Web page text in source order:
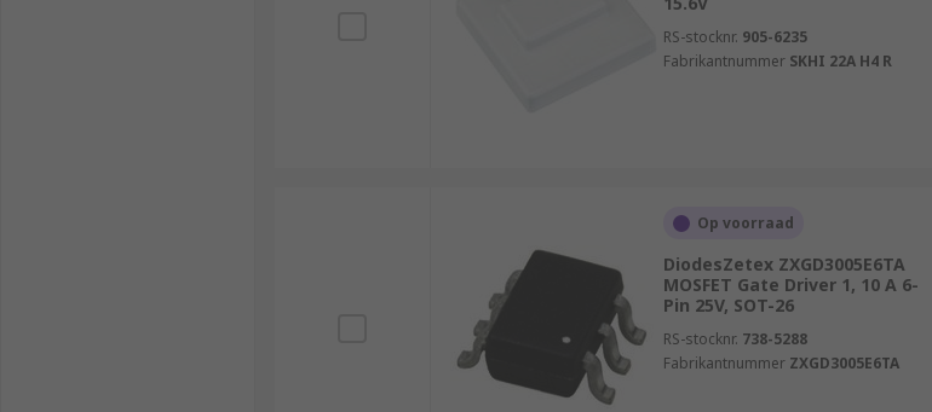
RS-stocknr. 905-6235
Fabrikantnummer SKHI 22A H4 R
Op voorraad
DiodesZetex ZXGD3005E6TA
MOSFET Gate Driver 1, 10 A 6-
Pin 25V, SOT-26
RS-stocknr. 738-5288
Fabrikantnummer ZXGD3005E6TA